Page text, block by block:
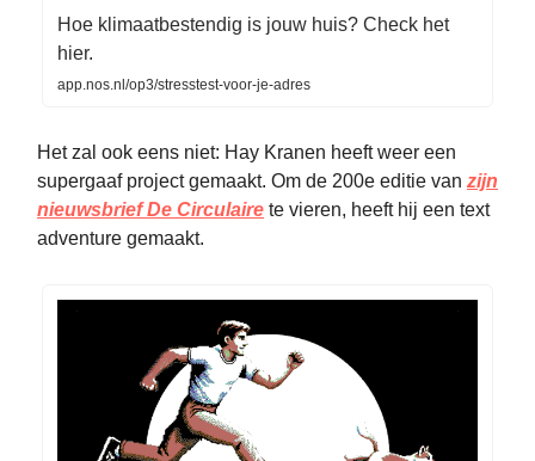
Hoe klimaatbestendig is jouw huis? Check het
hier.
app.nos.nl/op3/stresstest-voor-je-adres
Het zal ook eens niet: Hay Kranen heeft weer een
supergaaf project gemaakt. Om de 200e editie van zijn
nieuwsbrief De Circulaire te vieren, heeft hij een text
adventure gemaakt.